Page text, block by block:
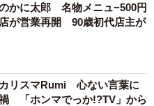
かに太郎 名物メニュ−500円
が営業再開 90歳初代店主が
リスマRumi 心ない言葉に
「ホンマでっか!?TV」から